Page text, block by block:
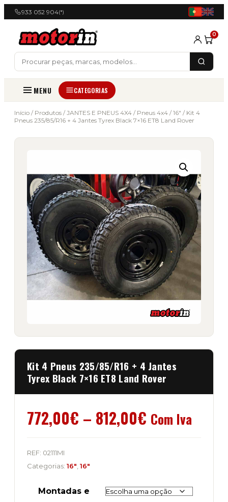
933 052 904(*)
0
MENU CATEGORIAS
Início / Produtos / JANTES E PNEUS 4X4 / Pneus 4x4 / 16" / Kit 4
Pneus 235/85/R16 + 4 Jantes Tyrex Black 7×16 ET8 Land Rover
Kit 4 Pneus 235/85/R16 + 4 Jantes
Tyrex Black 7×16 ET8 Land Rover
772,00€ – 812,00€ Price
through
Com Iva
REF: 02111MI
Categorias: 16" 16"
Montadas e